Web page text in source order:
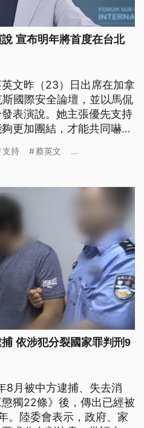
宣布明年將首度在台北
文昨（23）日出席在加拿
國際安全論壇，並以馬侃
表演說。她主張優先支持
更加團結，才能共同嚇阻
。
支持 蔡英文 ...
依涉犯分裂國家罪判刑9
8月被中方逮捕、失去消
獨22條》後，傳出已經被
。陸委會表示，政府、家